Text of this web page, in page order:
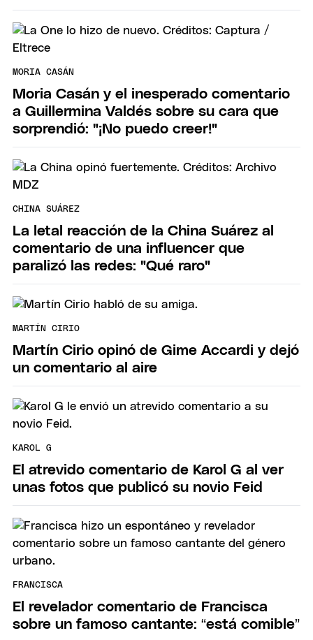
MORIA CASÁN
Moria Casán y el inesperado comentario
a Guillermina Valdés sobre su cara que
sorprendió: "¡No puedo creer!"
CHINA SUÁREZ
La letal reacción de la China Suárez al
comentario de una influencer que
paralizó las redes: "Qué raro"
MARTÍN CIRIO
Martín Cirio opinó de Gime Accardi y dejó
un comentario al aire
KAROL G
El atrevido comentario de Karol G al ver
unas fotos que publicó su novio Feid
FRANCISCA
El revelador comentario de Francisca
sobre un famoso cantante: “está comible”